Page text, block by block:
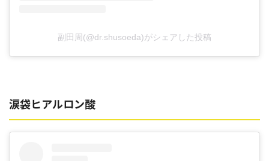
副田周(@dr.shusoeda)がシェアした投稿
涙袋ヒアルロン酸